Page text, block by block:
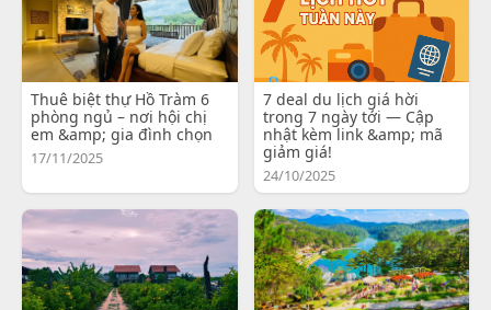
Thuê biệt thự Hồ Tràm 6
phòng ngủ – nơi hội chị
em &amp; gia đình chọn
17/11/2025
7 deal du lịch giá hời
trong 7 ngày tới — Cập
nhật kèm link &amp; mã
giảm giá!
24/10/2025